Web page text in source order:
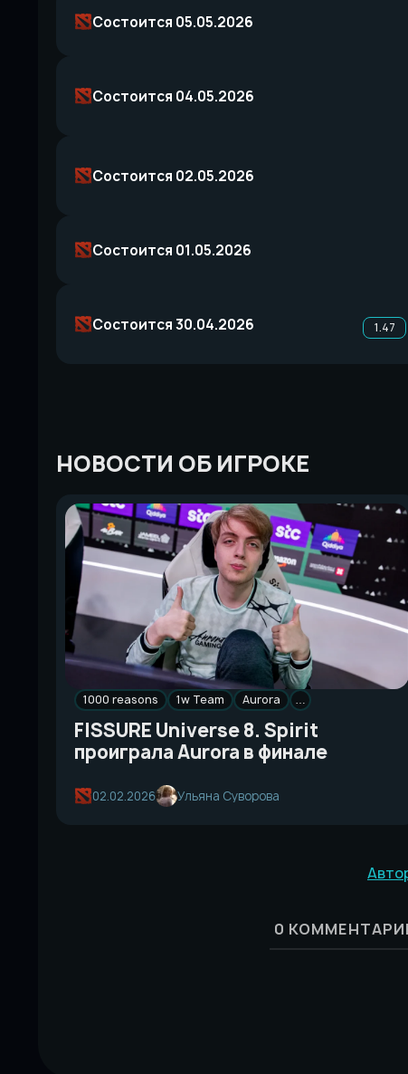
Состоится 05.05.2026
Состоится 04.05.2026
Состоится 02.05.2026
Состоится 01.05.2026
Состоится 30.04.2026 1.47
НОВОСТИ ОБ ИГРОКЕ
1000 reasons 1w Team Aurora …
FISSURE Universe 8. Spirit
проиграла Aurora в финале
02.02.2026 Ульяна Суворова
0